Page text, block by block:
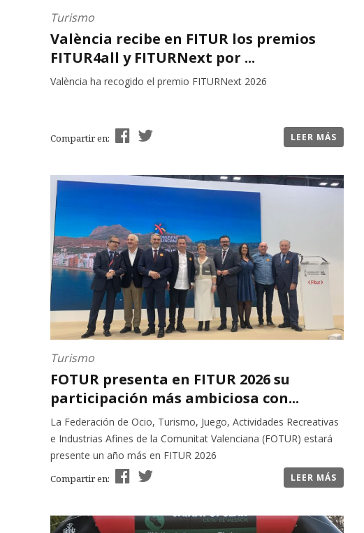
Turismo
València recibe en FITUR los premios
FITUR4all y FITURNext por ...
València ha recogido el premio FITURNext 2026
Compartir en: LEER MÁS
Turismo
FOTUR presenta en FITUR 2026 su
participación más ambiciosa con...
La Federación de Ocio, Turismo, Juego, Actividades Recreativas
e Industrias Afines de la Comunitat Valenciana (FOTUR) estará
presente un año más en FITUR 2026
Compartir en: LEER MÁS